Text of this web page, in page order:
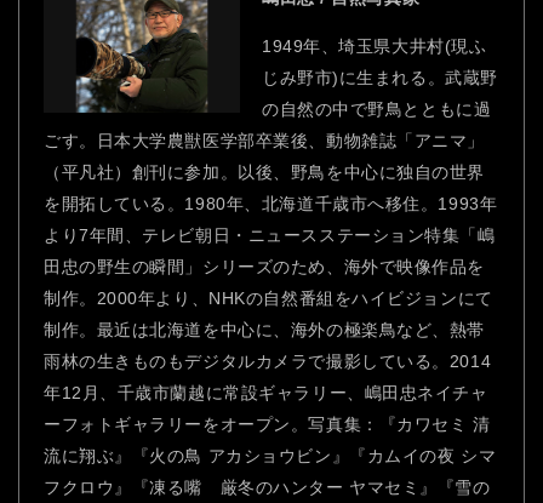
1949年、埼玉県大井村(現ふ
じみ野市)に生まれる。武蔵野
の自然の中で野鳥とともに過
ごす。日本大学農獣医学部卒業後、動物雑誌「アニマ」
（平凡社）創刊に参加。以後、野鳥を中心に独自の世界
を開拓している。1980年、北海道千歳市へ移住。1993年
より7年間、テレビ朝日・ニュースステーション特集「嶋
田忠の野生の瞬間」シリーズのため、海外で映像作品を
制作。2000年より、NHKの自然番組をハイビジョンにて
制作。最近は北海道を中心に、海外の極楽鳥など、熱帯
雨林の生きものもデジタルカメラで撮影している。2014
年12月、千歳市蘭越に常設ギャラリー、嶋田忠ネイチャ
ーフォトギャラリーをオープン。写真集：『カワセミ 清
流に翔ぶ』『火の鳥 アカショウビン』『カムイの夜 シマ
フクロウ』『凍る嘴 厳冬のハンター ヤマセミ』『雪の